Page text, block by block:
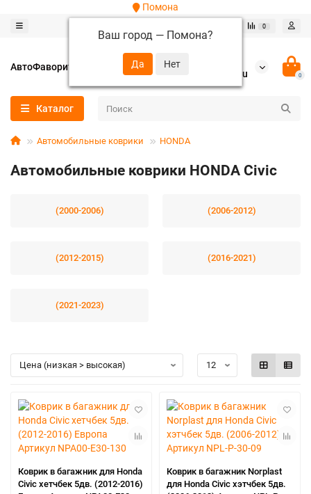
Помона
Ваш город — Помона?
0
АвтоФаворит
+7 (952) 288-64-62
autofavorit-spb@yandex.ru
0
Каталог
Автомобильные коврики HONDA
Автомобильные коврики HONDA Civic
(2000-2006) (2006-2012)
(2012-2015) (2016-2021)
(2021-2023)
Коврик в багажник для Honda
Civic хетчбек 5дв. (2012-2016)
Коврик в багажник Norplast
для Honda Civic хэтчбек 5дв.